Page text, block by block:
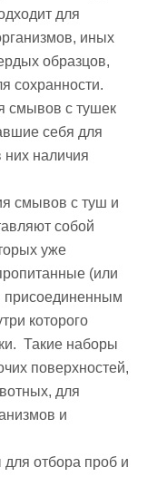
для
иных
образцов,
сохранности.
смывов с тушек
себя для
них наличия
смывов с туш и
собой
уже
(или
присоединенным
которого
Такие наборы
поверхностей,
для
и
для отбора проб и